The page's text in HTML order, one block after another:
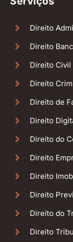
Direito
Direito
Direito Civil
Direito
Direito de
Direito
Direito do
Direito
Direito
Direito
Direito do
Direito